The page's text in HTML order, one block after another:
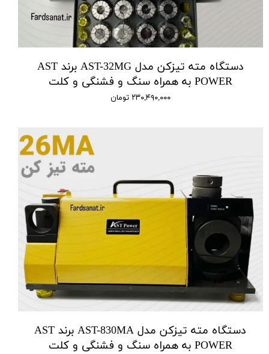
دستگاه مته تیزکن مدل AST-32MG برند AST
POWER به همراه سنگ و فشنگی و کلت
۲۳۰,۴۹۰,۰۰۰ تومان
دستگاه مته تیزکن مدل AST-830MA برند AST
POWER به همراه سنگ و فشنگی و کلت